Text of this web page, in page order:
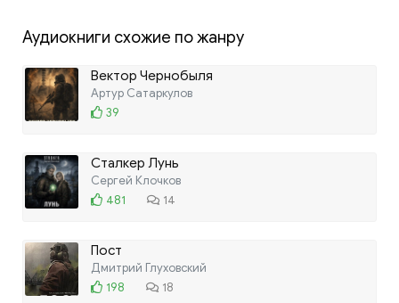
Аудиокниги схожие по жанру
Вектор Чернобыля
Артур Сатаркулов
39
Сталкер Лунь
Сергей Клочков
481
14
Пост
Дмитрий Глуховский
198
18